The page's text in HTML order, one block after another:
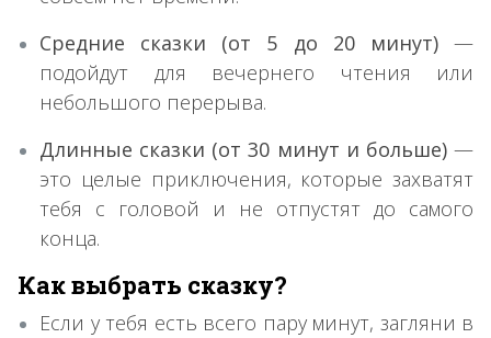
Средние сказки (от 5 до 20 минут)—
подойдут для вечернего чтения или
небольшого перерыва.
Длинные сказки (от 30 минут и больше)—
это целые приключения, которые захватят
тебя с головой и не отпустят до самого
конца.
Как выбрать сказку?
Если у тебя есть всего пару минут, загляни в